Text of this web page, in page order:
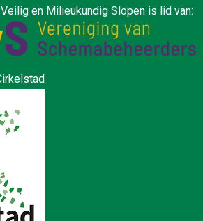
en Milieukundig Slopen is lid van: